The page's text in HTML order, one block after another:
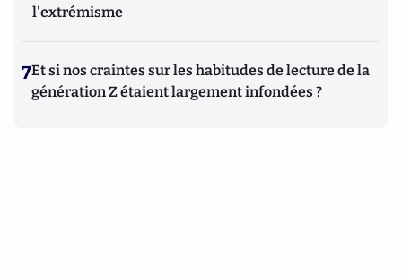
l'extrémisme
7Et si nos craintes sur les habitudes de lecture de la
génération Z étaient largement infondées ?